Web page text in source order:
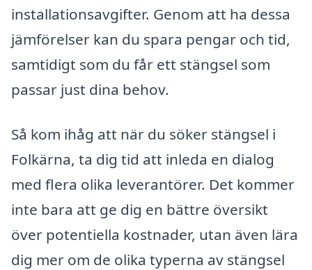
installationsavgifter. Genom att ha dessa
jämförelser kan du spara pengar och tid,
samtidigt som du får ett stängsel som
passar just dina behov.
Så kom ihåg att när du söker stängsel i
Folkärna, ta dig tid att inleda en dialog
med flera olika leverantörer. Det kommer
inte bara att ge dig en bättre översikt
över potentiella kostnader, utan även lära
dig mer om de olika typerna av stängsel